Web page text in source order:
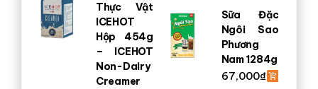
Thực Vật
ICEHOT
Hộp 454g
– ICEHOT
Non-Dairy
Creamer
Sữa Đặc
Ngôi Sao
Phương
Nam 1284g
67,000₫